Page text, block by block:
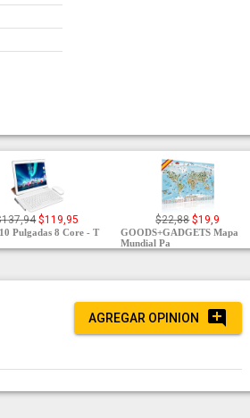
$119,95
Pulgadas 8 Core - T
$22,88 $19,9
GOODS+GADGETS Mapa
Mundial Pa
AGREGAR OPINION